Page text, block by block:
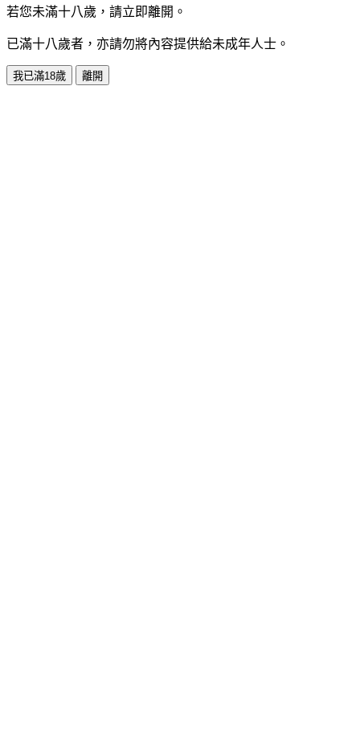
若您未滿十八歲，請立即離開。
已滿十八歲者，亦請勿將內容提供給未成年人士。
我已滿18歲 離開